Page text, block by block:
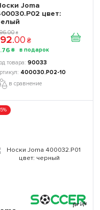
Joma
цвет:
.00 ₴
.00 ₴
.76 ₴
90033
400030.P02-10
в сравнение